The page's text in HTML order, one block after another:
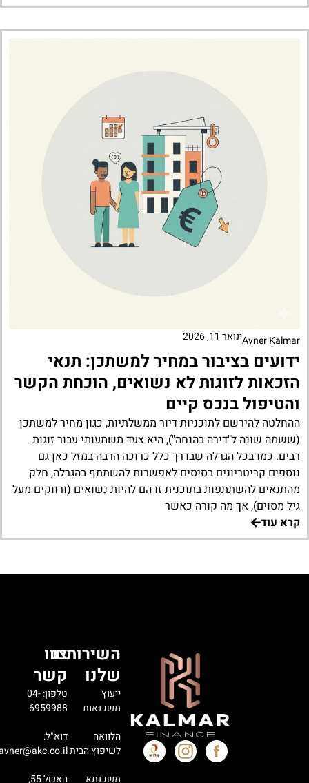
Avner Kalmarינואר 11, 2026
ידועים בציבור במחיר למשתכן: תנאי
הזכאות לזוגות לא נשואים, הוכחת הקשר
והטיפול בנכס קיים
ההחלטה להירשם לתוכניות דיור ממשלתיות, כגון מחיר למשתכן
(ששמה שונה ל"דירה בהנחה"), היא צעד משמעותי עבור זוגות
רבים. כמו בכל הגרלה שבדרך כלל כרוכה הרבה במזל כאן גם
נוספים קריטריונים בסיסים לאפשרות להשתתף בהגרלה, חלק
מהתנאים להשתתפות בתוכנית זו הם להיות נשואים (ורווקים מעל
גיל מסוים), אך מה קורה כאשר
קרא עוד
השירותים
שלנו
ייעוץ
משכנאות
הלוואה
לשיפוץ הבית
משכנתא
צרו
קשר
טלפון: 04-
6959988
דוא"ל:
avner@akc.co.il
האשל 55,